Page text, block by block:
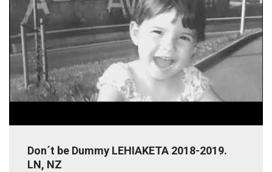
Don´t be Dummy LEHIAKETA 2018-2019.
LN, NZ